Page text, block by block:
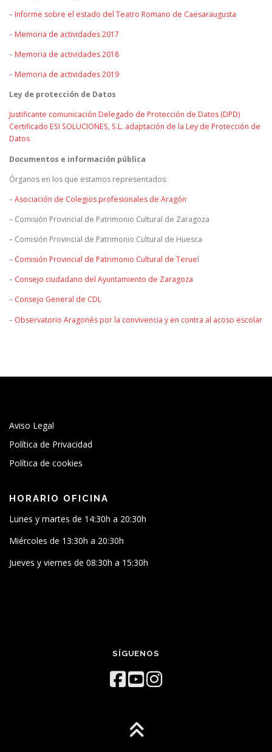
– Informe sobre el estado del Teatro Romano de Caesaraugusta
– Memoria de actividades 2017
– Memoria de actividades 2018
– Memoria de actividades 2019
Ley de protección de Datos
Justificante comunicación Delegado de Protección de Datos (DPD)
Certificado ESI SOLUCIONES, S.L. adaptación de la Ley de Protección de
Datos
Documentos e información pública
Órganos en los que estamos representados:
–Asociación de Colegios profesionales de Aragón
– Comisión Provincial de Patrimonio Cultural de Zaragoza
– Comisión Provincial de Patrimonio Cultural de Huesca
– Comisión Provincial de Patrimonio Cultural de Teruel
– Consejo ciudadano del Ayuntamiento de Zaragoza
– Consejo General de CDL
– Observatorio Aragonés por la convivencia y en contra al acoso escolar
Aviso Legal
Política de Privacidad
Política de cookies
HORARIO OFICINA
Lunes y martes de 14:30h a 20:30h
Miércoles de 13:30h a 20:30h
Jueves y viernes de 08:30h a 15:30h
SÍGUENOS